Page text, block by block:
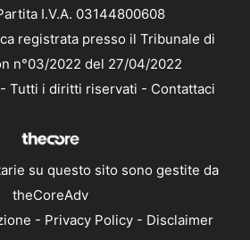
I.V.A. 03144800608
registrata presso il Tribunale di
n°03/2022 del 27/04/2022
Tutti i diritti riservati - Contattaci
su questo sito sono gestite da
theCoreAdv
- Privacy Policy - Disclaimer